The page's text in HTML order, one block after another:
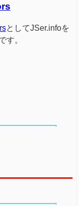
としてJSer.infoを
す。